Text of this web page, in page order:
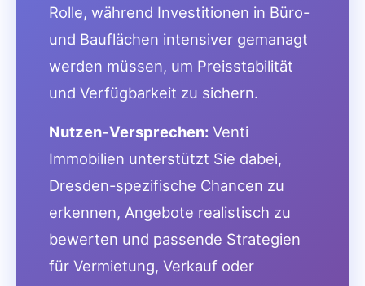
Rolle, während Investitionen in Büro-
und Bauflächen intensiver gemanagt
werden müssen, um Preisstabilität
und Verfügbarkeit zu sichern.
Nutzen-Versprechen: Venti
Immobilien unterstützt Sie dabei,
Dresden-spezifische Chancen zu
erkennen, Angebote realistisch zu
bewerten und passende Strategien
für Vermietung, Verkauf oder